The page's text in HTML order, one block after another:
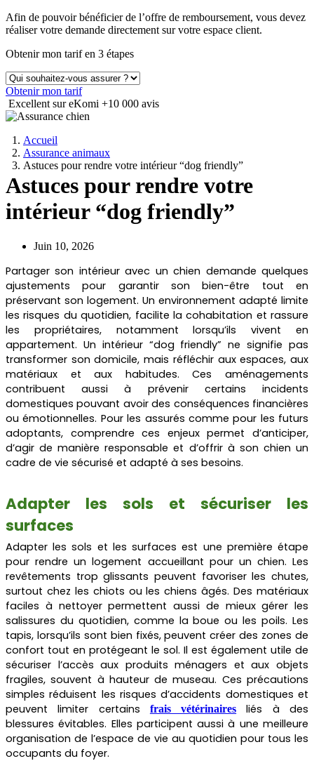
Afin de pouvoir bénéficier de l’offre de remboursement, vous devez
réaliser votre demande directement sur votre espace client.
Obtenir mon tarif en 3 étapes
Obtenir mon tarif
Excellent sur eKomi +10 000 avis
Accueil
Assurance animaux
Astuces pour rendre votre intérieur “dog friendly”
Astuces pour rendre votre
intérieur “dog friendly”
Juin 10, 2026
Partager son intérieur avec un chien demande quelques
ajustements pour garantir son bien-être tout en
préservant son logement. Un environnement adapté limite
les risques du quotidien, facilite la cohabitation et rassure
les propriétaires, notamment lorsqu’ils vivent en
appartement. Un intérieur “dog friendly” ne signifie pas
transformer son domicile, mais réfléchir aux espaces, aux
matériaux et aux habitudes. Ces aménagements
contribuent aussi à prévenir certains incidents
domestiques pouvant avoir des conséquences financières
ou émotionnelles. Pour les assurés comme pour les futurs
adoptants, comprendre ces enjeux permet d’anticiper,
d’agir de manière responsable et d’offrir à son chien un
cadre de vie sécurisé et adapté à ses besoins.
Adapter les sols et sécuriser les
surfaces
Adapter les sols et les surfaces est une première étape
pour rendre un logement accueillant pour un chien. Les
revêtements trop glissants peuvent favoriser les chutes,
surtout chez les chiots ou les chiens âgés. Des matériaux
faciles à nettoyer permettent aussi de mieux gérer les
salissures du quotidien, comme la boue ou les poils. Les
tapis, lorsqu’ils sont bien fixés, peuvent créer des zones de
confort tout en protégeant le sol. Il est également utile de
sécuriser l’accès aux produits ménagers et aux objets
fragiles, souvent à hauteur de museau. Ces précautions
simples réduisent les risques d’accidents domestiques et
peuvent limiter certains frais vétérinaires
liés à des
blessures évitables. Elles participent aussi à une meilleure
organisation de l’espace de vie au quotidien pour tous les
occupants du foyer.